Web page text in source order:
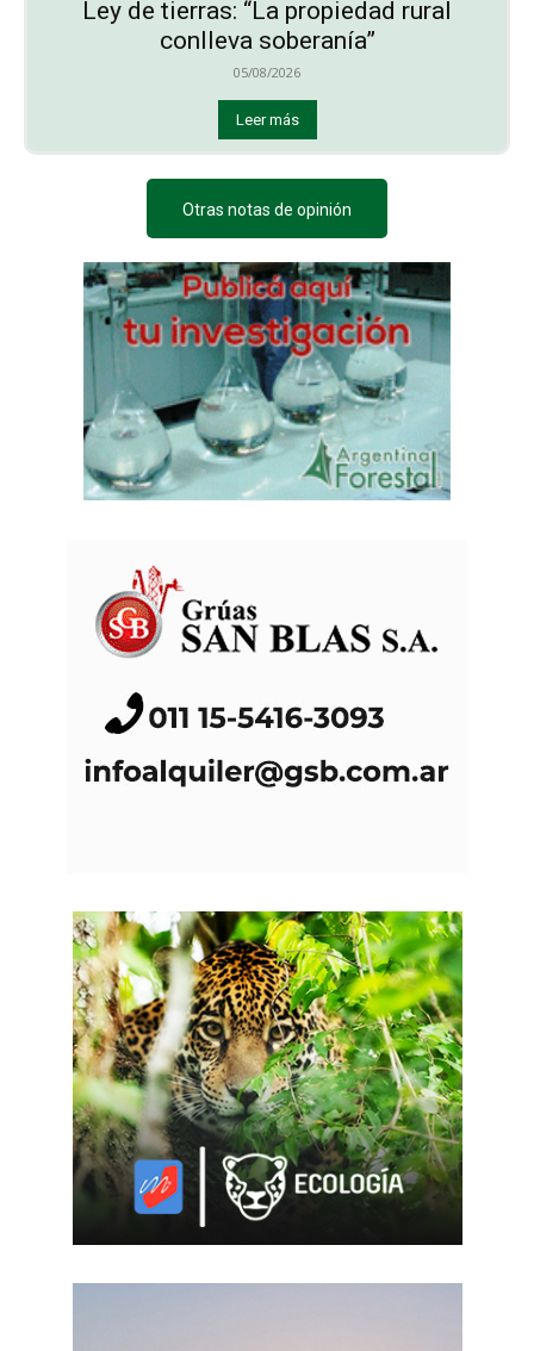
Ley de tierras: “La propiedad rural
conlleva soberanía”
05/08/2026
Leer más
Otras notas de opinión